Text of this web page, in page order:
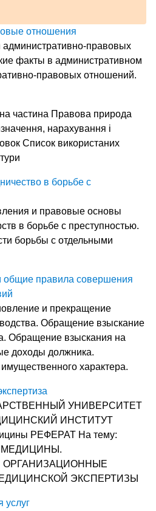
отношения
административно-правовых
факты в административном
правовых отношений.
частина Правова природа
нарахування і
Список використаних
в борьбе с
и правовые основы
в борьбе с преступностью.
борьбы с отдельными
правила совершения
и прекращение
Обращение взыскание
Обращение взыскания на
доходы должника.
характера.
УНИВЕРСИТЕТ
ИНСТИТУТ
РЕФЕРАТ На тему:
МЕДИЦИНЫ.
ОРГАНИЗАЦИОННЫЕ
ЭКСПЕРТИЗЫ
услуг